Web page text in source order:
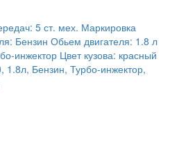
5 ст. мех. Маркировка
Бензин Обьем двигателя: 1.8 л
инжектор Цвет кузова: красный
Бензин, Турбо-инжектор,